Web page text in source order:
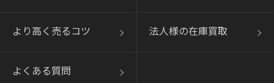
より高く売るコツ 法人様の在庫買取
よくある質問